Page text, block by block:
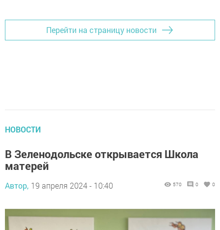
Перейти на страницу новости
НОВОСТИ
В Зеленодольске открывается Школа
матерей
Автор, 19 апреля 2024 - 10:40 570 0 0